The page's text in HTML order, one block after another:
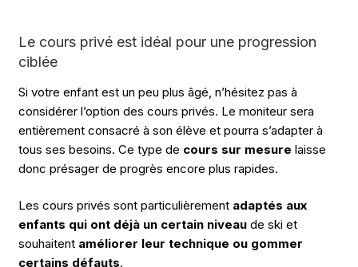
Le cours privé est idéal pour une progression
ciblée
Si votre enfant est un peu plus âgé, n’hésitez pas à
considérer l’option des cours privés. Le moniteur sera
entièrement consacré à son élève et pourra s’adapter à
tous ses besoins. Ce type de cours sur mesure laisse
donc présager de progrès encore plus rapides.
Les cours privés sont particulièrement adaptés aux
enfants qui ont déjà un certain niveaude ski et
souhaitent améliorer leur technique ou gommer
certains défauts.